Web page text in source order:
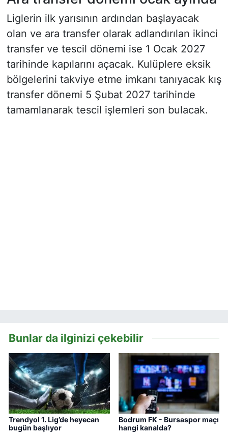
Liglerin ilk yarısının ardından başlayacak
olan ve ara transfer olarak adlandırılan ikinci
transfer ve tescil dönemi ise 1 Ocak 2027
tarihinde kapılarını açacak. Kulüplere eksik
bölgelerini takviye etme imkanı tanıyacak kış
transfer dönemi 5 Şubat 2027 tarihinde
tamamlanarak tescil işlemleri son bulacak.
Bunlar da ilginizi çekebilir
Trendyol 1. Lig’de heyecan
bugün başlıyor
Bodrum FK - Bursaspor maçı
hangi kanalda?